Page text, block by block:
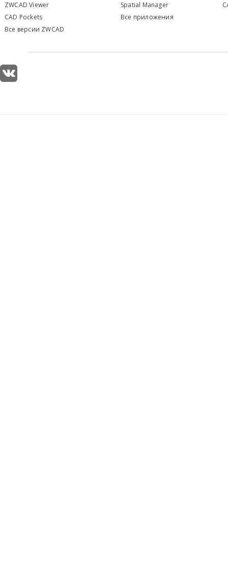
ZWCAD Viewer
CAD Pockets
Все версии ZWCAD
Spatial Manager
Все приложения